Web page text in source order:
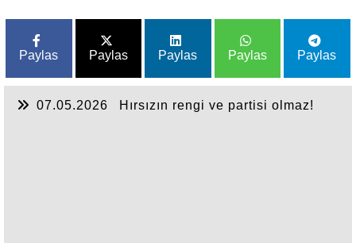
Paylas Paylas Paylas Paylas Paylas
07.05.2026 Hırsızın rengi ve partisi olmaz!